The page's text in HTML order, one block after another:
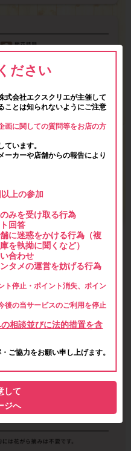
ださい
式会社エクスクリエが主催して
ことは知られないようにご注意
画に関しての質問等をお店の方
います。
ーカーや店舗からの報告により
上の参加
みを受け取る行為
回答
に迷惑をかける行為（複
を執拗に聞くなど）
合わせ
タメの運営を妨げる行為
ト停止・ポイント消失、ポイン
後の当サービスのご利用を停止
相談並びに法的措置を含
ご協力をお願い申し上げます。
して
ジへ